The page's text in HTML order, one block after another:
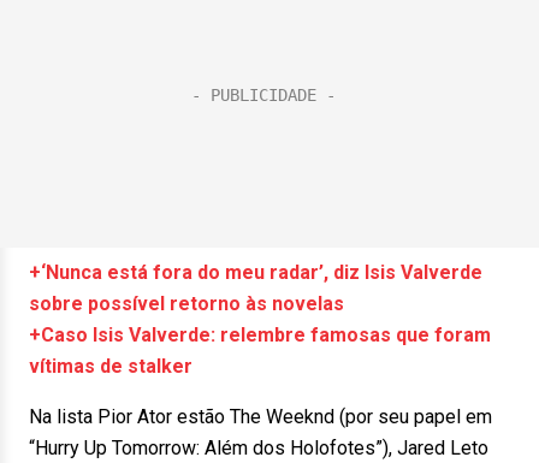
+‘Nunca está fora do meu radar’, diz Isis Valverde
sobre possível retorno às novelas
+Caso Isis Valverde: relembre famosas que foram
vítimas de stalker
Na lista Pior Ator estão The Weeknd (por seu papel em
“Hurry Up Tomorrow: Além dos Holofotes”), Jared Leto